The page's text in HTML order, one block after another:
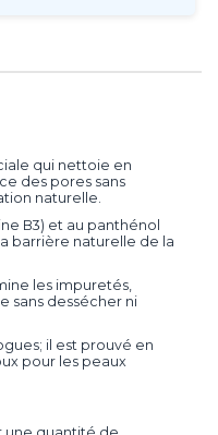
qui nettoie en
des pores sans
naturelle.
B3) et au panthénol
barrière naturelle de la
les impuretés,
sans dessécher ni
il est prouvé en
pour les peaux